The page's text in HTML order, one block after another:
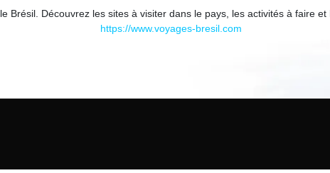
Brésil. Découvrez les sites à visiter dans le pays, les activités à faire et
https://www.voyages-bresil.com